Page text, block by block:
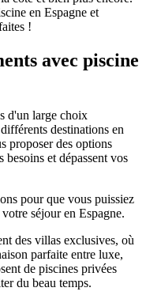
en Espagne et
!
avec piscine
d'un large choix
destinations en
proposer des options
et dépassent vos
pour que vous puissiez
séjour en Espagne.
des villas exclusives, où
parfaite entre luxe,
de piscines privées
du beau temps.